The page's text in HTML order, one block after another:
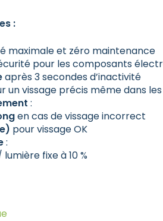
:
maximale et zéro maintenance
pour les composants
après 3 secondes d’inactivité
un vissage précis même dans
:
en cas de vissage incorrect
pour vissage OK
:
fixe à 10 %